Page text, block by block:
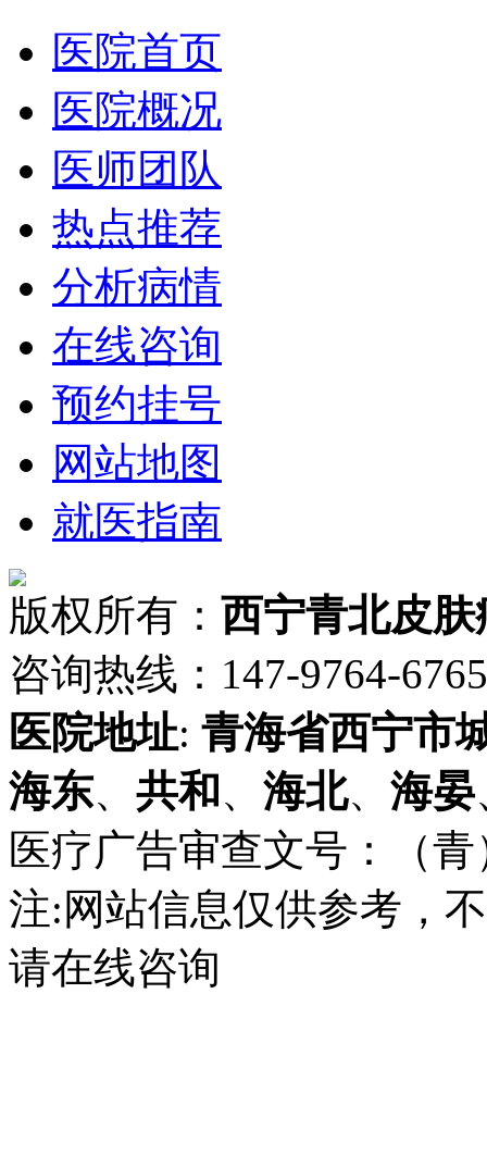
医院首页
医院概况
医师团队
热点推荐
分析病情
在线咨询
预约挂号
网站地图
就医指南
版权所有： 西宁青北皮肤
咨询热线：147-9764-
医院地址: 青海省西宁市
海东、 共和 、 海北、 海晏
医疗广告审查文号：（
注:网站信息仅供参考，
请在线咨询